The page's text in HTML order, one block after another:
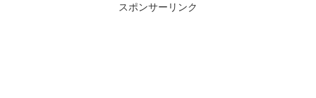
スポンサーリンク